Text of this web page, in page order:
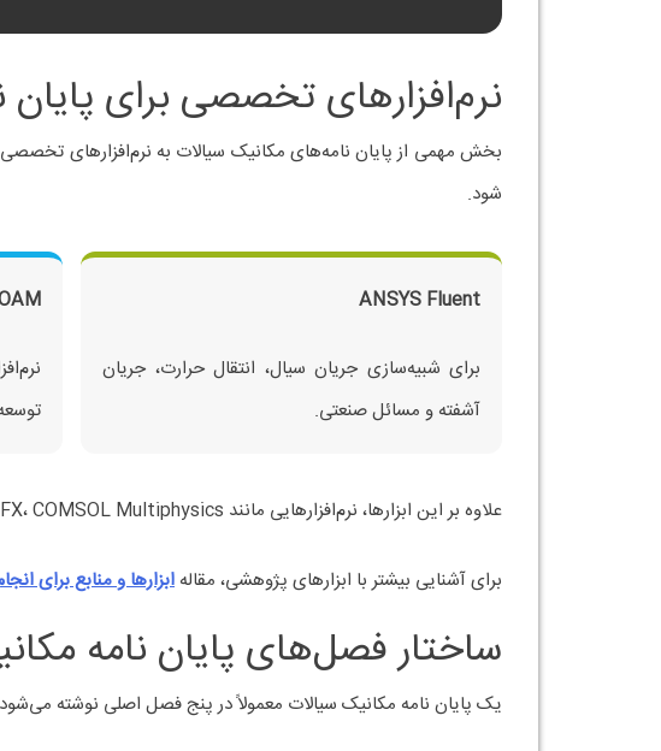
نرم‌افزارهای تخصصی برای
بخش مهمی از پایان نامه‌های مکانیک سیالات به نرم‌افزارهای تخصصی
شود.
ANSYS Fluent
برای شبیه‌سازی جریان سیال، انتقال حرارت، جریان
آشفته و مسائل صنعتی.
علاوه بر این ابزارها، نرم‌افزارهایی مانند MATLAB، CFX، COMSOL Multiphysics و Autodesk Inventor نیز در برخی پروژه‌های مکانیک سیالات کاربرد دارند.
برای آشنایی بیشتر با ابزارهای پژوهشی، مقاله ابزارها و منابع برای
ساختار فصل‌های پایان نامه
یک پایان نامه مکانیک سیالات معمولاً در پنج فصل اصلی نوشته